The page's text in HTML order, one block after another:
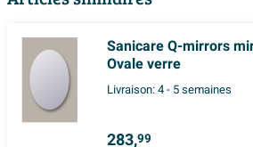
Sanicare Q-mirrors
Ovale verre
Livraison:4 - 5 semaines
283,99